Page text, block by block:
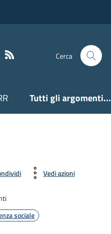
Facebook Cerca
Tutti gli argomenti...
Vedi azioni
sociale